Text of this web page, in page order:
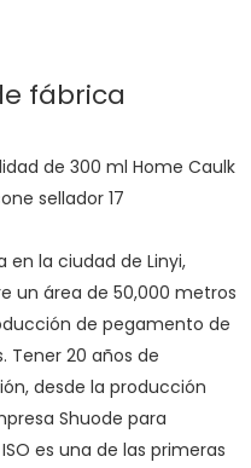
fábrica
en la ciudad de Linyi,
un área de 50,000 metros
de pegamento de
20 años de
desde la producción
Shuode para
es una de las primeras